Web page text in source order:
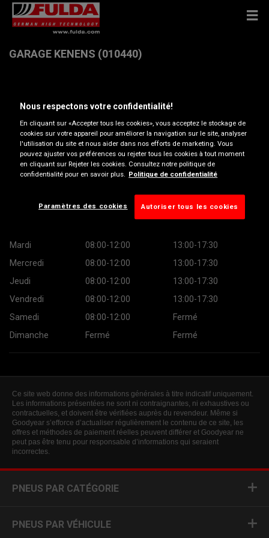
GARAGE KENENS (010440)
Obtenir directions
Afficher le numéro de téléphone
Heures d’ouverture
Mardi
08:00-12:00
13:00-17:30
Mercredi
08:00-12:00
13:00-17:30
Jeudi
08:00-12:00
13:00-17:30
Vendredi
08:00-12:00
13:00-17:30
Samedi
08:00-12:00
Fermé
Dimanche
Fermé Fermé
Ce site web donne des informations générales à titre indicatif uniquement.
Les informations présentées ne sont ni contraignantes, ni exhaustives ou
contractuelles, et doivent être vérifiées auprès du revendeur. Même si
Goodyear s’efforce d’actualiser régulièrement le contenu de ce site, les
offres et méthodes de paiement réelles peuvent différer et Goodyear ne
peut pas être tenu pour responsable d’informations qui seraient
incorrectes.
PNEUS PAR CATÉGORIE
PNEUS PAR VÉHICULE
Nous respectons votre confidentialité!
En cliquant sur «Accepter tous les cookies», vous acceptez le stockage de
cookies sur votre appareil pour améliorer la navigation sur le site, analyser
l'utilisation du site et nous aider dans nos efforts de marketing. Vous
pouvez ajuster vos préférences ou rejeter tous les cookies à tout moment
en cliquant sur Rejeter les cookies. Consultez notre politique de
confidentialité pour en savoir plus.
Politique de confidentialité
Paramètres des cookies Autoriser tous les cookies